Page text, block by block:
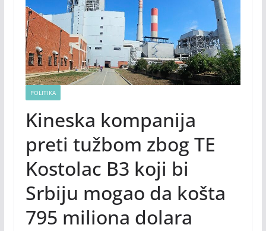
POLITIKA
Kineska kompanija
preti tužbom zbog TE
Kostolac B3 koji bi
Srbiju mogao da košta
795 miliona dolara